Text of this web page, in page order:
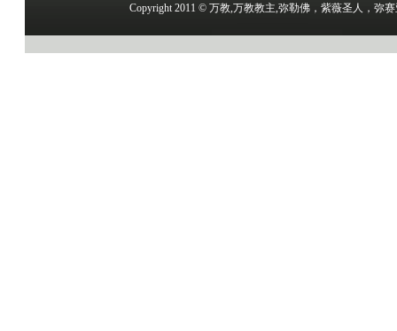
Copyright 2011 © 万教,万教教主,弥勒佛，紫薇圣人，弥